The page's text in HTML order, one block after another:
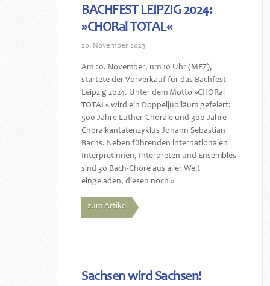
BACHFEST LEIPZIG 2024:
»CHORal TOTAL«
20. November 2023
Am 20. November, um 10 Uhr (MEZ),
startete der Vorverkauf für das Bachfest
Leipzig 2024. Unter dem Motto »CHORal
TOTAL« wird ein Doppeljubiläum gefeiert:
500 Jahre Luther-Choräle und 300 Jahre
Choralkantatenzyklus Johann Sebastian
Bachs. Neben führenden internationalen
Interpretinnen, Interpreten und Ensembles
sind 30 Bach-Chöre aus aller Welt
eingeladen, diesen noch »
zum Artikel
Sachsen wird Sachsen!